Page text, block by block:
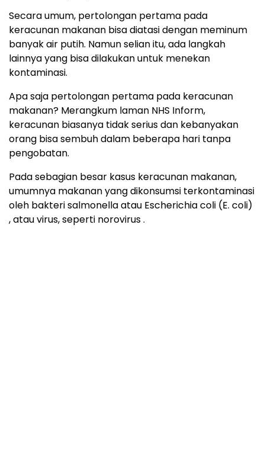
Secara umum, pertolongan pertama pada
keracunan makanan bisa diatasi dengan meminum
banyak air putih. Namun selian itu, ada langkah
lainnya yang bisa dilakukan untuk menekan
kontaminasi.
Apa saja pertolongan pertama pada keracunan
makanan? Merangkum laman NHS Inform,
keracunan biasanya tidak serius dan kebanyakan
orang bisa sembuh dalam beberapa hari tanpa
pengobatan.
Pada sebagian besar kasus keracunan makanan,
umumnya makanan yang dikonsumsi terkontaminasi
oleh bakteri salmonella atau Escherichia coli (E. coli)
, atau virus, seperti norovirus .